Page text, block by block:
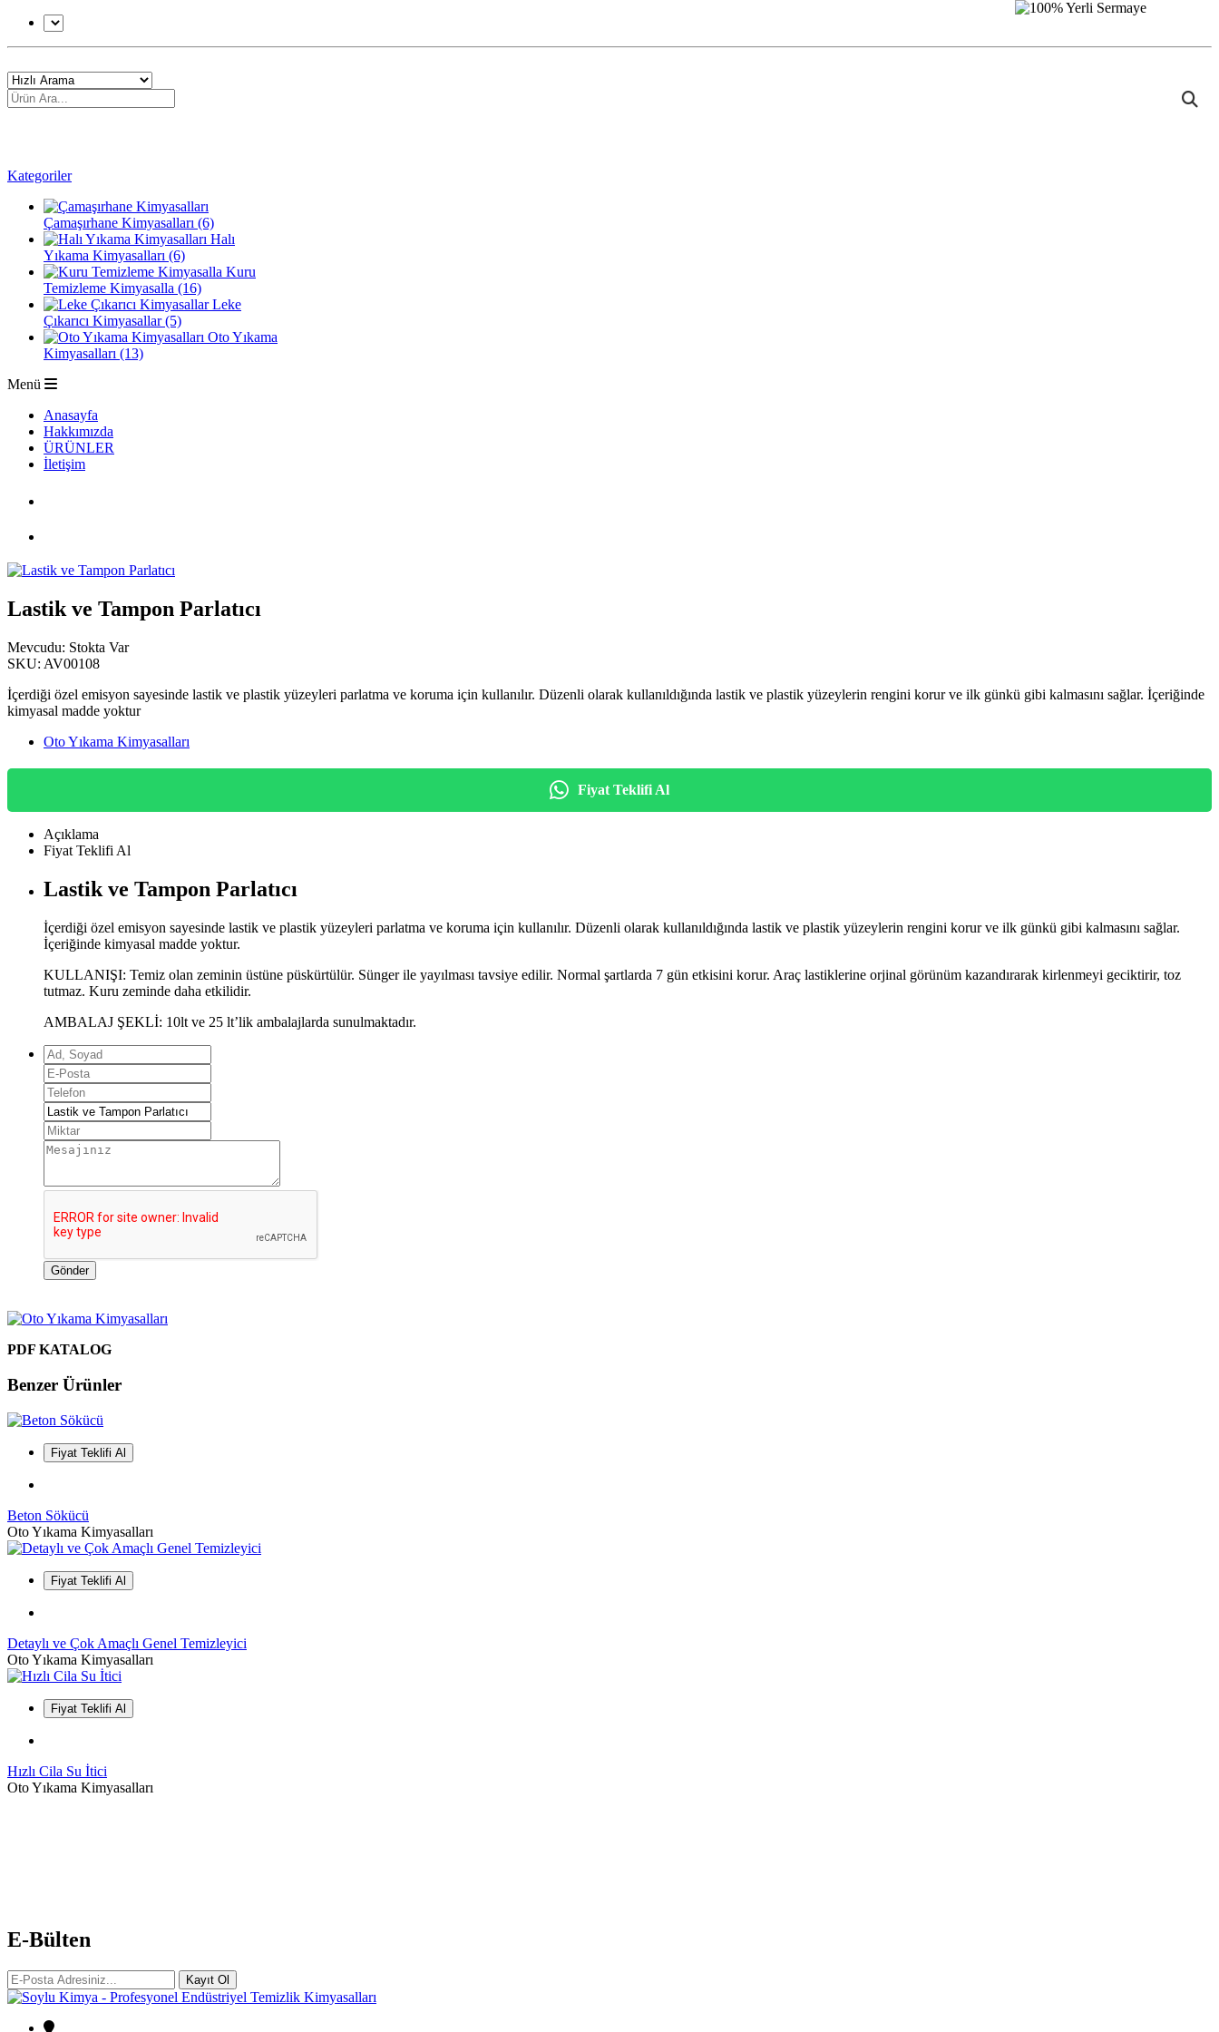
Kategoriler
Çamaşırhane Kimyasalları (6)
Halı
Yıkama Kimyasalları (6)
Kuru
Temizleme Kimyasalla (16)
Leke
Çıkarıcı Kimyasallar (5)
Oto Yıkama
Kimyasalları (13)
Menü
Anasayfa
Hakkımızda
ÜRÜNLER
İletişim
Lastik ve Tampon Parlatıcı
Mevcudu: Stokta Var
SKU: AV00108
İçerdiği özel emisyon sayesinde lastik ve plastik yüzeyleri parlatma ve koruma için kullanılır. Düzenli olarak kullanıldığında lastik ve plastik yüzeylerin rengini korur ve ilk günkü gibi kalmasını sağlar. İçeriğinde
kimyasal madde yoktur
Oto Yıkama Kimyasalları
Fiyat Teklifi Al
Açıklama
Fiyat Teklifi Al
Lastik ve Tampon Parlatıcı
İçerdiği özel emisyon sayesinde lastik ve plastik yüzeyleri parlatma ve koruma için kullanılır. Düzenli olarak kullanıldığında lastik ve plastik yüzeylerin rengini korur ve ilk günkü gibi kalmasını sağlar.
İçeriğinde kimyasal madde yoktur.
KULLANIŞI: Temiz olan zeminin üstüne püskürtülür. Sünger ile yayılması tavsiye edilir. Normal şartlarda 7 gün etkisini korur. Araç lastiklerine orjinal görünüm kazandırarak kirlenmeyi geciktirir, toz
tutmaz. Kuru zeminde daha etkilidir.
AMBALAJ ŞEKLİ: 10lt ve 25 lt’lik ambalajlarda sunulmaktadır.
Gönder
PDF KATALOG
Benzer Ürünler
Fiyat Teklifi Al
Beton Sökücü
Oto Yıkama Kimyasalları
Fiyat Teklifi Al
Detaylı ve Çok Amaçlı Genel Temizleyici
Oto Yıkama Kimyasalları
Fiyat Teklifi Al
Hızlı Cila Su İtici
Oto Yıkama Kimyasalları
E-Bülten
Kayıt Ol